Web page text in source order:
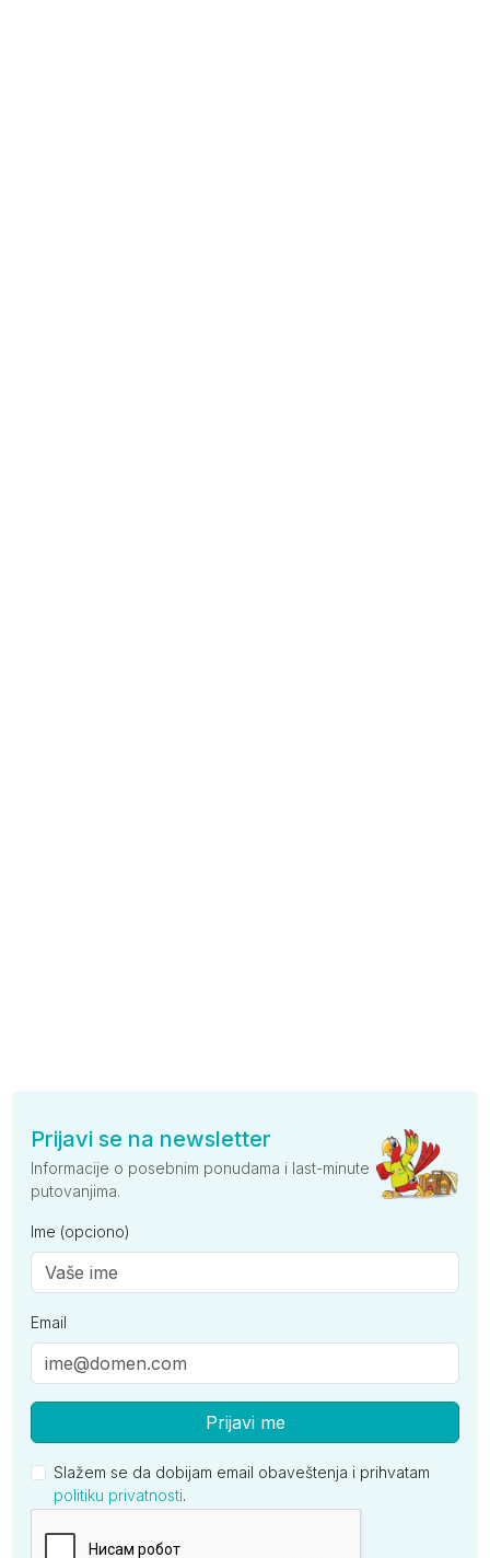
Prijavi se na newsletter
Informacije o posebnim ponudama i last-minute
putovanjima.
Ime (opciono)
Email
Prijavi me
Slažem se da dobijam email obaveštenja i prihvatam
politiku privatnosti.